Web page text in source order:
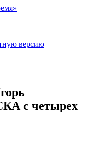
версию
с четырех